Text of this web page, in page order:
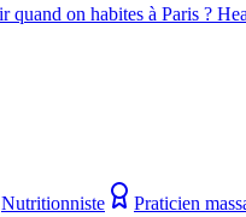
quand on habites à Paris ?
Nutritionniste Praticien